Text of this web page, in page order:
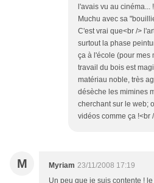
l'avais vu au cinéma...
Muchu avec sa
C'est vrai que<br />
surtout la phase
ça à l'école (pour mes
travail du bois est
matériau noble, très
désèche les mimines
cherchant sur le web;
vidéos comme ça !<br
M Myriam 23/11/2008 17:19
Un peu que je suis contente !